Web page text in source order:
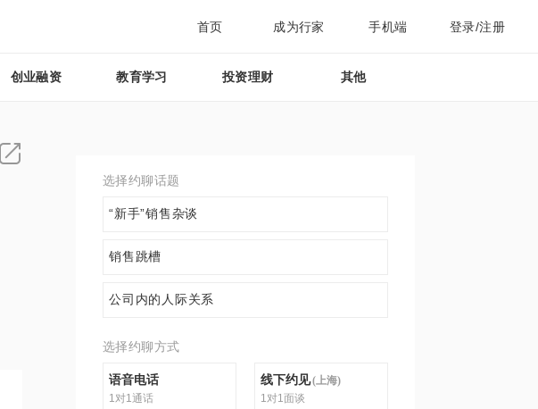
首页 成为行家 手机端 登录/注册
创业融资 教育学习 投资理财 其他
选择约聊话题
“新手”销售杂谈
销售跳槽
公司内的人际关系
选择约聊方式
语音电话
1对1通话
线下约见(上海)
1对1面谈